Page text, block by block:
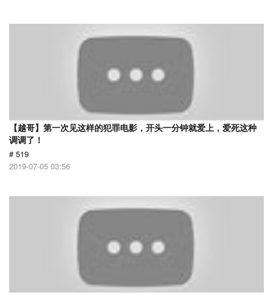
【越哥】第一次见这样的犯罪电影，开头一分钟就爱上，爱死这种
调调了！
# 519
2019-07-05 03:56